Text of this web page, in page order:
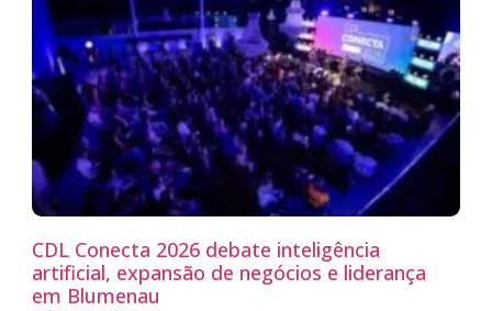
CDL Conecta 2026 debate inteligência
artificial, expansão de negócios e liderança
em Blumenau